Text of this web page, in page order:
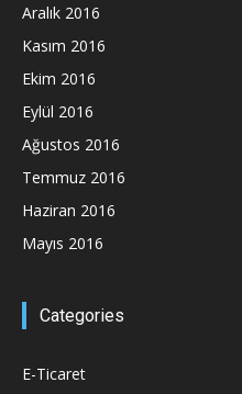
Aralık 2016
Kasım 2016
Ekim 2016
Eylül 2016
Ağustos 2016
Temmuz 2016
Haziran 2016
Mayıs 2016
Categories
E-Ticaret